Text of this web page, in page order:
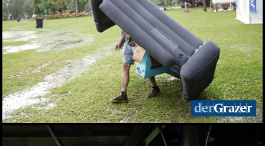
Pride: Graz feierte bei der
CSD-Parade unterm
Regenbogen
27.06.2026
Das war das sFinks
Sommerfest 2026
27.06.2026
Latin Live am Grazer
Lendplatz
25.06.2026